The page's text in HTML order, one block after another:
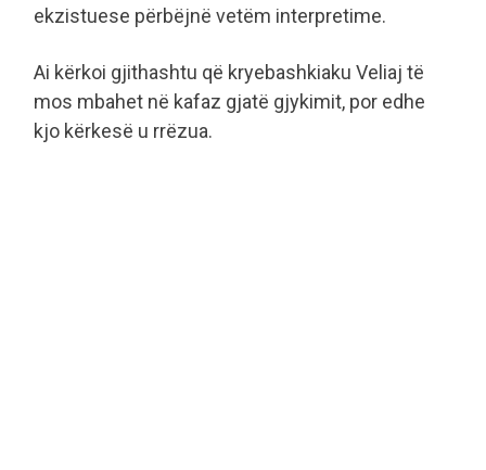
ekzistuese përbëjnë vetëm interpretime.
Ai kërkoi gjithashtu që kryebashkiaku Veliaj të
mos mbahet në kafaz gjatë gjykimit, por edhe
kjo kërkesë u rrëzua.